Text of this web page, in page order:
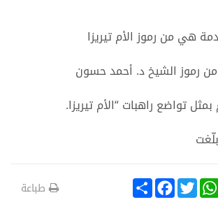
هي من رموز الأم تيريزا
رموز الشيخ د. أحمد حسون
تواضع راهبات “الأم تيريزا.
S
h
F
a
T
w طباعة